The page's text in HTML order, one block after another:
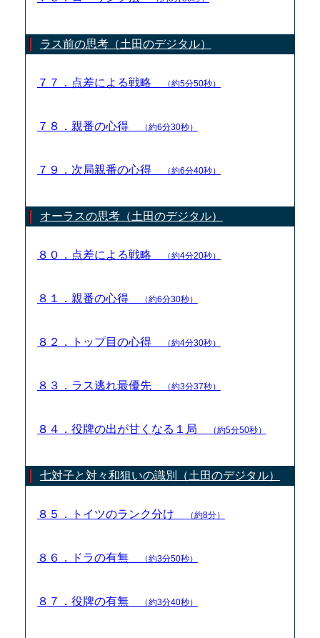
ラス前の思考（土田のデジタル）
７７．点差による戦略 （約5分50秒）
７８．親番の心得 （約6分30秒）
７９．次局親番の心得 （約6分40秒）
オーラスの思考（土田のデジタル）
８０．点差による戦略 （約4分20秒）
８１．親番の心得 （約6分30秒）
８２．トップ目の心得 （約4分30秒）
８３．ラス逃れ最優先 （約3分37秒）
８４．役牌の出が甘くなる１局 （約5分50秒）
七対子と対々和狙いの識別（土田のデジタル）
８５．トイツのランク分け （約8分）
８６．ドラの有無 （約3分50秒）
８７．役牌の有無 （約3分40秒）